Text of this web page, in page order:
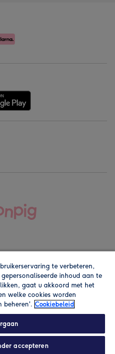
andere heffingen. Lees de
te verbeteren,
inhoud aan te
gaat u akkoord met het
welke cookies worden
beheren'. Cookiebeleid
accepteren